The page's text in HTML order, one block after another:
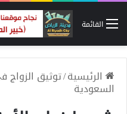
القائمة
الرئيسية/توثيق
السعودية